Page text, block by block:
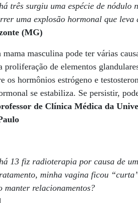
três surgiu uma espécie de nódulo
uma explosão hormonal que
(MG)
masculina pode ter várias
proliferação de elementos
os hormônios estrógeno e
se estabiliza. Se persistir,
de Clínica Médica da
13 fiz radioterapia por causa de
minha vagina ficou
manter relacionamentos?